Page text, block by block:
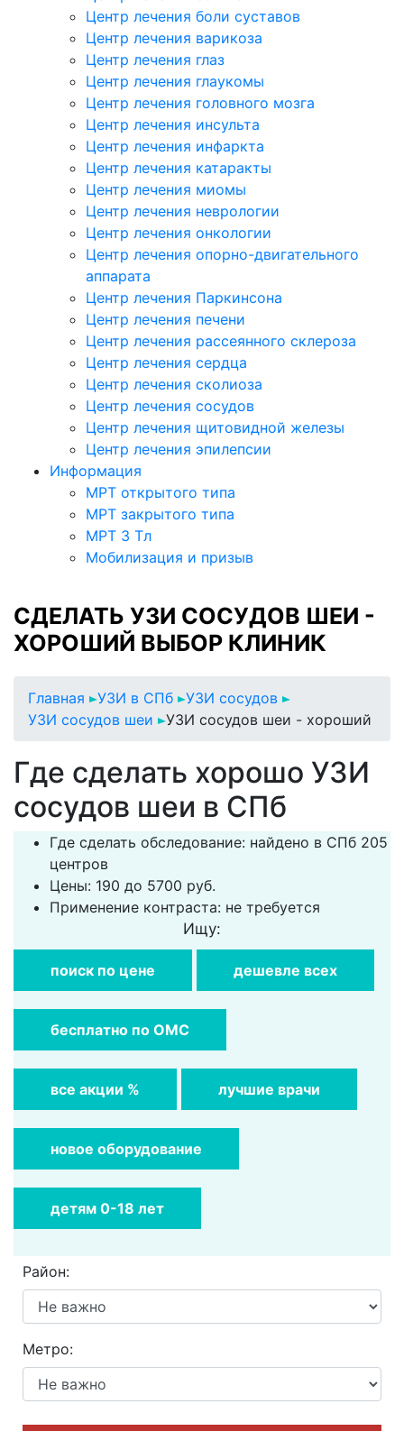
Центр лечения боли суставов
Центр лечения варикоза
Центр лечения глаз
Центр лечения глаукомы
Центр лечения головного мозга
Центр лечения инсульта
Центр лечения инфаркта
Центр лечения катаракты
Центр лечения миомы
Центр лечения неврологии
Центр лечения онкологии
Центр лечения опорно-двигательного
аппарата
Центр лечения Паркинсона
Центр лечения печени
Центр лечения рассеянного склероза
Центр лечения сердца
Центр лечения сколиоза
Центр лечения сосудов
Центр лечения щитовидной железы
Центр лечения эпилепсии
Информация
МРТ открытого типа
МРТ закрытого типа
МРТ 3 Тл
Мобилизация и призыв
СДЕЛАТЬ УЗИ СОСУДОВ ШЕИ -
ХОРОШИЙ ВЫБОР КЛИНИК
Главная УЗИ в СПб
УЗИ сосудов
УЗИ сосудов шеи
УЗИ сосудов шеи - хороший
Где сделать хорошо УЗИ
сосудов шеи в СПб
Где сделать обследование: найдено в СПб 205
центров
Цены: 190 до 5700 руб.
Применение контраста: не требуется
Ищу:
поиск по цене дешевле всех
бесплатно по ОМС
все акции % лучшие врачи
новое оборудование
детям 0-18 лет
Район:
Метро: